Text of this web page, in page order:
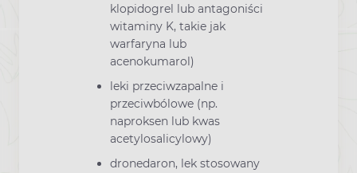
klopidogrel lub antagoniści
witaminy K, takie jak
warfaryna lub
acenokumarol)
leki przeciwzapalne i
przeciwbólowe (np.
naproksen lub kwas
acetylosalicylowy)
dronedaron, lek stosowany